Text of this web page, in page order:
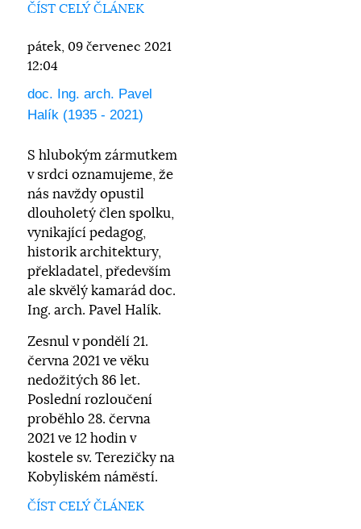
ČÍST CELÝ ČLÁNEK
pátek, 09 červenec 2021
12:04
doc. Ing. arch. Pavel
Halík (1935 - 2021)
S hlubokým zármutkem
v srdci oznamujeme, že
nás navždy opustil
dlouholetý člen spolku,
vynikající pedagog,
historik architektury,
překladatel, především
ale skvělý kamarád doc.
Ing. arch. Pavel Halík.
Zesnul v pondělí 21.
června 2021 ve věku
nedožitých 86 let.
Poslední rozloučení
proběhlo 28. června
2021 ve 12 hodin v
kostele sv. Terezičky na
Kobyliském náměstí.
ČÍST CELÝ ČLÁNEK